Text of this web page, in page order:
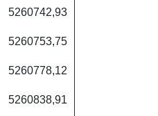
5260742,93
5260753,75
5260778,12
5260838,91